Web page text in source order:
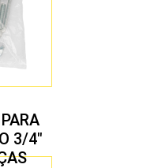
3/4″